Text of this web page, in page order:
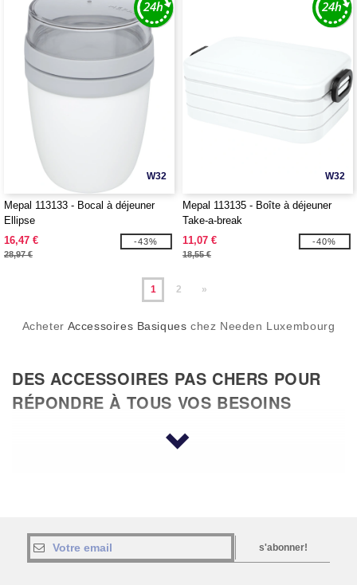
W32
Mepal 113133 - Bocal à déjeuner
Ellipse
16,47 €
28,97 €
-43%
W32
Mepal 113135 - Boîte à déjeuner
Take-a-break
11,07 €
18,55 €
-40%
1 2 »
Acheter Accessoires Basiques chez Needen Luxembourg
DES ACCESSOIRES PAS CHERS POUR
RÉPONDRE À TOUS VOS BESOINS
Pour vous équiper au sein de la maison, pour gâter
quelques euros pourraient faire des heureux. De
l'accessoire le plus utile au plus futile, découvrez
s'abonner!